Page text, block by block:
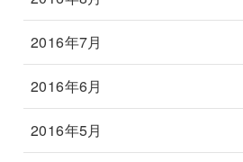
2016年7月
2016年6月
2016年5月